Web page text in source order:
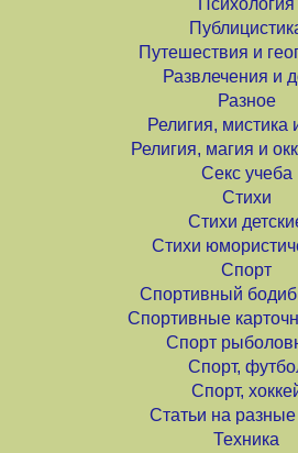
Психология
Путешествия и
Развлечения и
Разное
Религия,
Религия, магия и
Секс учеба
Стихи
Стихи
Стихи
Спорт
Спортивный
Спортивные
Спорт
Спорт,
Спорт,
Статьи на
Техника